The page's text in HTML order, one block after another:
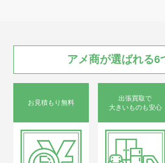
古物営業法に基づく表示
サイ
アメ商が選ばれる6
お見積もり無料
出張買取で
大きいものも安心